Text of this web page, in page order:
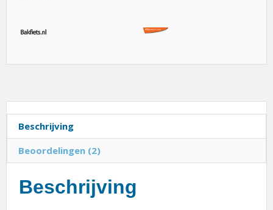
Beschrijving
Beoordelingen (2)
Beschrijving